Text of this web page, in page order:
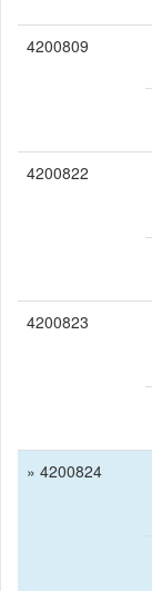
4200809
4200822
4200823
» 4200824